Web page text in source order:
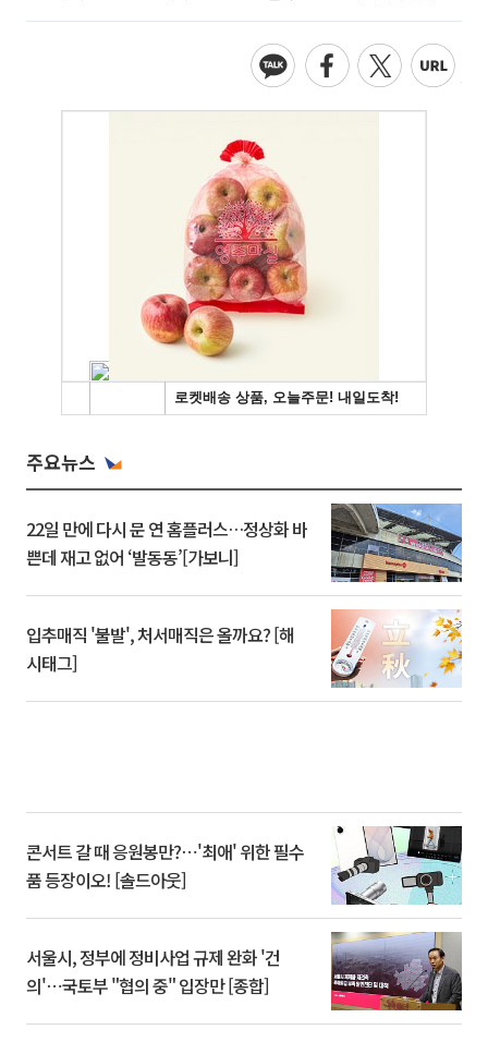
주요뉴스
22일 만에 다시 문 연 홈플러스…정상화 바
쁜데 재고 없어 ‘발동동’[가보니]
입추매직 '불발', 처서매직은 올까요? [해
시태그]
콘서트 갈 때 응원봉만?⋯'최애' 위한 필수
품 등장이오! [솔드아웃]
서울시, 정부에 정비사업 규제 완화 '건
의'⋯국토부 "협의 중" 입장만 [종합]